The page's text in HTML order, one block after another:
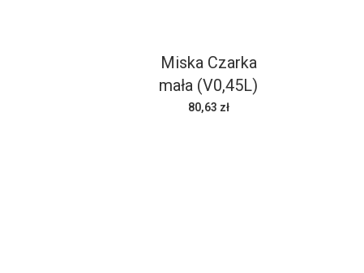
Miska Czarka
mała (V0,45L)
80,63 zł